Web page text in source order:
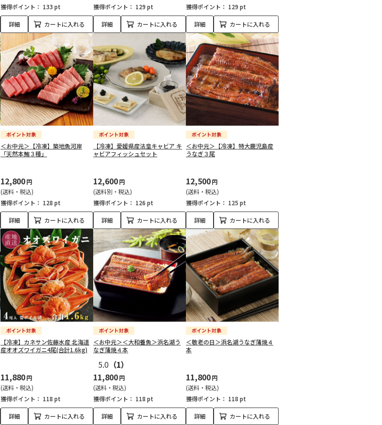
獲得ポイント： 133 pt
詳細 カートに入れる
獲得ポイント： 129 pt
詳細 カートに入れる
獲得ポイント： 129 pt
詳細 カートに入れる
＜お中元＞【冷凍】築地魚河岸
「天然本鮪３種」
12,800円
(送料・税込)
獲得ポイント： 128 pt
詳細 カートに入れる
【冷凍】愛媛県産法皇キャビア キ
ャビアフィッシュセット
12,600円
(送料別・税込)
獲得ポイント： 126 pt
詳細 カートに入れる
＜お中元＞【冷凍】特大鹿児島産
うなぎ３尾
12,500円
(送料・税込)
獲得ポイント： 125 pt
詳細 カートに入れる
【冷凍】カネサン佐藤水産 北海道
産オオズワイガニ4尾(合計1.6kg)
11,880円
(送料・税込)
獲得ポイント： 118 pt
詳細 カートに入れる
＜お中元＞＜大和養魚＞浜名湖う
なぎ蒲焼４本
5.0 （1）
11,800円
(送料・税込)
獲得ポイント： 118 pt
詳細 カートに入れる
＜敬老の日＞浜名湖うなぎ蒲焼４
本
11,800円
(送料・税込)
獲得ポイント： 118 pt
詳細 カートに入れる